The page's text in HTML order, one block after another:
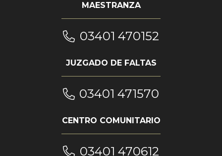
MAESTRANZA
03401 470152
JUZGADO DE FALTAS
03401 471570
CENTRO COMUNITARIO
03401 470612